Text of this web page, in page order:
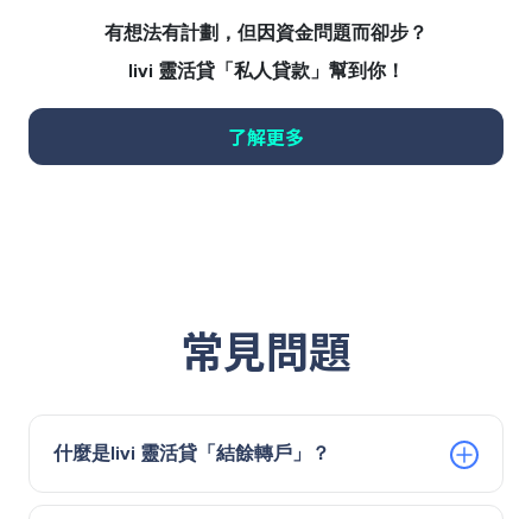
有想法有計劃，但因資金問題而卻步？
livi 靈活貸「私人貸款」幫到你！
了解更多
常見問題
什麼是livi 靈活貸「結餘轉戶」？